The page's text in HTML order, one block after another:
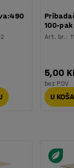
100-pak
Art. br.:
5,00
bez PDV
U